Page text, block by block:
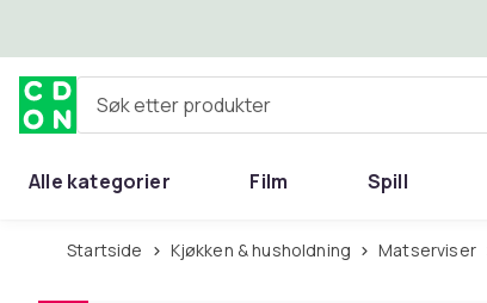
Søk etter produkter
Alle kategorier Film Spill
Startside Kjøkken & husholdning Matserviser